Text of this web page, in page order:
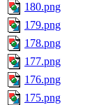
180.png
179.png
178.png
177.png
176.png
175.png